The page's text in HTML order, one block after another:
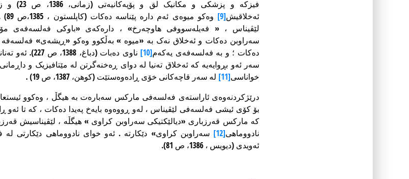
فیزکە و پزشکی و مکانیک لق و
ئەخلاقیش[9]
وەکو میوەی
لێڤیناس ، « فەیلەسووفی هاوچەرخ» ، دارەکەی «باوکی فەلسەفەی
سەراوبن دەکات و ئەخلاق نەک بە «میوە » بەڵکوو وەکو «ڕیشەی» فەلسەفە
دەکات ؛ و بە فەلسەفەی یەکەم[10]
ناوی دەبات (دباغ، 1388، ص
سەر ئەو بڕوایەیە کە ئەخلاق تەنیا لە دوای ڕەخنەگرتن لە مێتافیزیک و
خواناسی[11]
لە سەر قاچەکانی خۆی ڕادەوەستێت (کوهن، 1387، ص 19) .
درێژکردنەوەی ئاراستەی فەلسەفی مارکس سەبارەت بە هیگڵ ، وەکوو
بۆ کۆی ئیشی فەلسەفی لێڤیناس ، لەو ڕووەوە بایەخ پەیدا دەکات ، کە تا ئەو
کە مارکس قەرزباری «دیالێکتیکی سەراوبن کراوی » هیگڵە ، لێڤیناسیش
نادووماهی[12]
سەراوبن کراوی» دێکارتە . ئەو خوای نادووماهی دێکارتی
ئەویدی (دیویس ، 1386، ص 81).